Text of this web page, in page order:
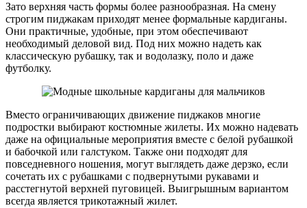
Зато верхняя часть формы более разнообразная. На смену
строгим пиджакам приходят менее формальные кардиганы.
Они практичные, удобные, при этом обеспечивают
необходимый деловой вид. Под них можно надеть как
классическую рубашку, так и водолазку, поло и даже
футболку.
Вместо ограничивающих движение пиджаков многие
подростки выбирают костюмные жилеты. Их можно надевать
даже на официальные мероприятия вместе с белой рубашкой
и бабочкой или галстуком. Также они подходят для
повседневного ношения, могут выглядеть даже дерзко, если
сочетать их с рубашками с подвернутыми рукавами и
расстегнутой верхней пуговицей. Выигрышным вариантом
всегда является трикотажный жилет.